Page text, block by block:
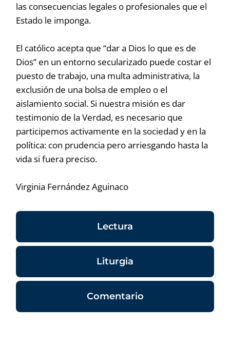
las consecuencias legales o profesionales que el
Estado le imponga.
El católico acepta que “dar a Dios lo que es de
Dios” en un entorno secularizado puede costar el
puesto de trabajo, una multa administrativa, la
exclusión de una bolsa de empleo o el
aislamiento social. Si nuestra misión es dar
testimonio de la Verdad, es necesario que
participemos activamente en la sociedad y en la
política: con prudencia pero arriesgando hasta la
vida si fuera preciso.
Virginia Fernández Aguinaco
Lectura
Liturgia
Comentario